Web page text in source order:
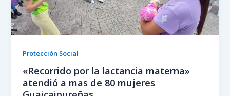
Protección Social
«Recorrido por la lactancia materna»
atendió a mas de 80 mujeres